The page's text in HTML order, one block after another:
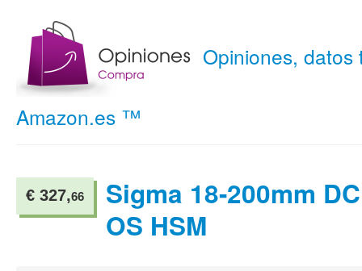
Opiniones,
Amazon.es ™
€ 327,66
Sigma 18-200mm
OS HSM